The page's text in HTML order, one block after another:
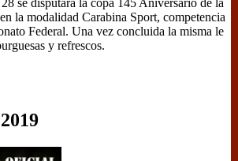
se disputará la copa 145 Aniversario de la
la modalidad Carabina Sport, competencia
Federal. Una vez concluida la misma le
y refrescos.